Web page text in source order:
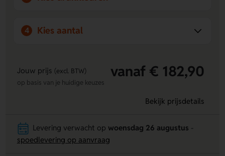
4 Kies aantal
Jouw prijs (excl. BTW) vanaf € 182,90
op basis van je huidige keuzes
Bekijk prijsdetails
Levering verwacht op woensdag 26 augustus
spoedlevering op aanvraag